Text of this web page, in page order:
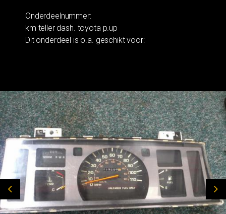
Previous
Onderdeelnummer:
km teller dash. toyota p.up
Dit onderdeel is o.a. geschikt voor: